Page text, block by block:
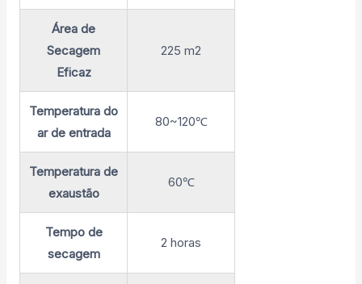
Área de
Secagem
Eficaz
225 m2
Temperatura do
ar de entrada
80~120℃
Temperatura de
exaustão
60℃
Tempo de
secagem
2 horas